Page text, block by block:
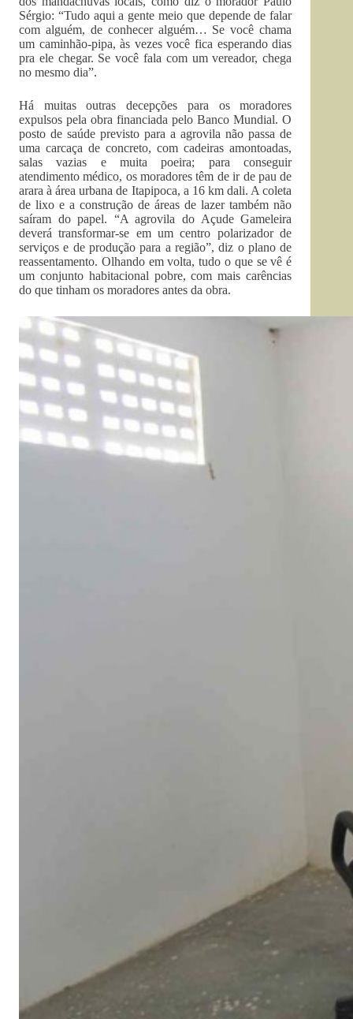
Sérgio: “Tudo aqui a gente meio que depende de falar
com alguém, de conhecer alguém… Se você chama
um caminhão-pipa, às vezes você fica esperando dias
pra ele chegar. Se você fala com um vereador, chega
no mesmo dia”.
Há muitas outras decepções para os moradores
expulsos pela obra financiada pelo Banco Mundial. O
posto de saúde previsto para a agrovila não passa de
uma carcaça de concreto, com cadeiras amontoadas,
salas vazias e muita poeira; para conseguir
atendimento médico, os moradores têm de ir de pau de
arara à área urbana de Itapipoca, a 16 km dali. A coleta
de lixo e a construção de áreas de lazer também não
saíram do papel. “A agrovila do Açude Gameleira
deverá transformar-se em um centro polarizador de
serviços e de produção para a região”, diz o plano de
reassentamento. Olhando em volta, tudo o que se vê é
um conjunto habitacional pobre, com mais carências
do que tinham os moradores antes da obra.